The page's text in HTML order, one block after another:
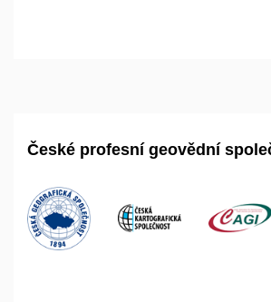
České profesní geovědní